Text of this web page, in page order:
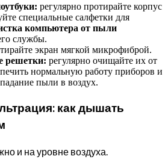
регулярно протирайте корпус
специальные салфетки для
компьютера от пыли
службы.
экран мягкой микрофиброй.
решетки: регулярно очищайте их от
нормальную работу приборов и
пыли в воздух.
как дышать
и на уровне воздуха.